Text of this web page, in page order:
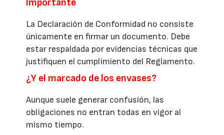
Importante
La Declaración de Conformidad no consiste
únicamente en firmar un documento. Debe
estar respaldada por evidencias técnicas que
justifiquen el cumplimiento del Reglamento.
¿Y el marcado de los envases?
Aunque suele generar confusión, las
obligaciones no entran todas en vigor al
mismo tiempo.